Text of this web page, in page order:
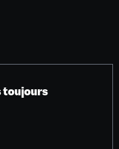
toujours